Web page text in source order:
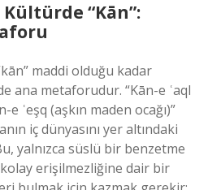
“Kān”:
maddi olduğu kadar
ana metaforudur. “Kān-e ʿaql
e ʿeşq (aşkın maden ocağı)”
iç dünyasını yer altındaki
yalnızca süslü bir benzetme
erişilmezliğine dair bir